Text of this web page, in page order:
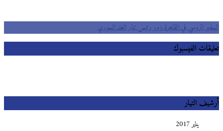
السفير الروسي في القاهرة يزور رئيس تيار الغد السوري
تعليقات الفيسبوك
أرشيف التيار
يناير 2017